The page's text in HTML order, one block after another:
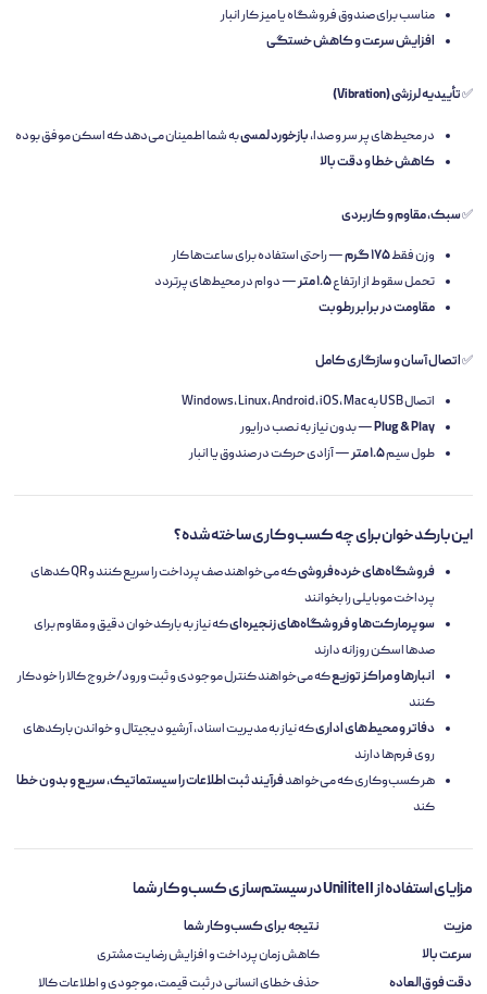
مناسب برای صندوق فروشگاه یا میز کار انبار
افزایش سرعت و کاهش خستگی
✅تأییدیه لرزشی (Vibration)
در محیط‌های پر سر و صدا،بازخورد لمسیبه شما اطمینان می‌دهد که اسکن موفق بوده
کاهش خطا و دقت بالا
✅سبک، مقاوم و کاربردی
وزن فقط۱۷۵ گرم
— راحتی استفاده برای ساعت‌ها کار
تحمل سقوط از ارتفاع۱.۵ متر
— دوام در محیط‌های پرتردد
مقاومت در برابر رطوبت
✅اتصال آسان و سازگاری کامل
اتصال USB به Windows, Linux, Android, iOS, Mac
Plug & Play— بدون نیاز به نصب درایور
طول سیم۱.۵ متر — آزادی حرکت در صندوق یا انبار
این بارکدخوان برای چه کسب‌وکاری ساخته شده؟
فروشگاه‌های خرده‌فروشی
که می‌خواهند صف پرداخت را سریع کنند و QR کدهای
پرداخت موبایلی را بخوانند
سوپرمارکت‌ها و فروشگاه‌های زنجیره‌ایکه نیاز به بارکدخوان دقیق و مقاوم برای
صدها اسکن روزانه دارند
انبارها و مراکز توزیعکه می‌خواهند کنترل موجودی و ثبت ورود/خروج کالا را خودکار
کنند
دفاتر و محیط‌های اداریکه نیاز به مدیریت اسناد، آرشیو دیجیتال و خواندن بارکدهای
روی فرم‌ها دارند
هر کسب‌وکاری که می‌خواهدفرآیند ثبت اطلاعات را سیستماتیک، سریع و بدون خطا
کند
مزایای استفاده از Unilite II در سیستم‌سازی کسب‌وکار شما
مزیت
نتیجه برای کسب‌وکار شما
سرعت بالا
کاهش زمان پرداخت و افزایش رضایت مشتری
دقت فوق‌العاده
حذف خطای انسانی در ثبت قیمت، موجودی و اطلاعات کالا